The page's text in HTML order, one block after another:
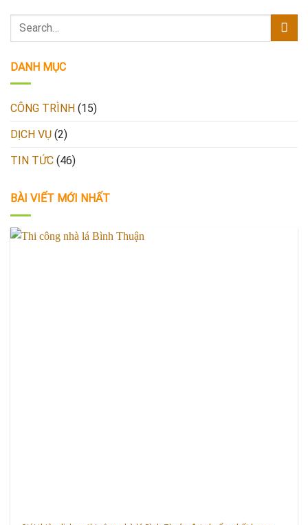
DANH MỤC
CÔNG TRÌNH (15)
DỊCH VỤ (2)
TIN TỨC (46)
BÀI VIẾT MỚI NHẤT